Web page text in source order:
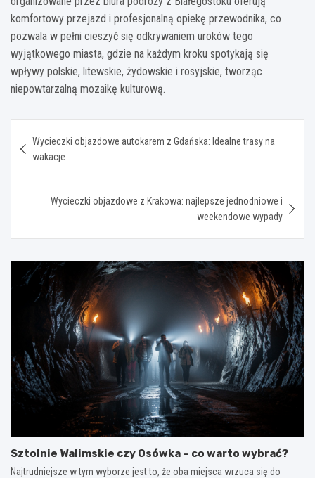
komfortowy przejazd i profesjonalną opiekę przewodnika, co
pozwala w pełni cieszyć się odkrywaniem uroków tego
wyjątkowego miasta, gdzie na każdym kroku spotykają się
wpływy polskie, litewskie, żydowskie i rosyjskie, tworząc
niepowtarzalną mozaikę kulturową.
wpisu
Wycieczki objazdowe autokarem z Gdańska: Idealne trasy na
wakacje
Wycieczki objazdowe z Krakowa: najlepsze jednodniowe i
weekendowe wypady
Sztolnie Walimskie czy Osówka – co warto wybrać?
Najtrudniejsze w tym wyborze jest to, że oba miejsca wrzuca się do